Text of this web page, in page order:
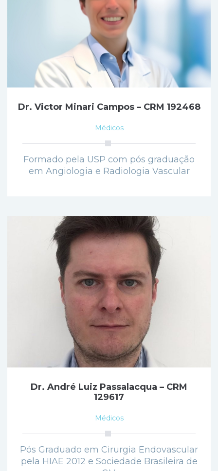
Dr. Victor Minari Campos – CRM 192468
Médicos
Formado pela USP com pós graduação
em Angiologia e Radiologia Vascular
Dr. André Luiz Passalacqua – CRM
129617
Médicos
Pós Graduado em Cirurgia Endovascular
pela HIAE 2012 e Sociedade Brasileira de